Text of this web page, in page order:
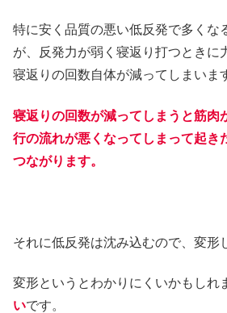
特に安く品質の悪い低反発で多くな
が、反発力が弱く寝返り打つときに
寝返りの回数自体が減ってしまいま
寝返りの回数が減ってしまうと筋肉
行の流れが悪くなってしまって起き
つながります。
それに低反発は沈み込むので、変形
変形というとわかりにくいかもしれ
いです。